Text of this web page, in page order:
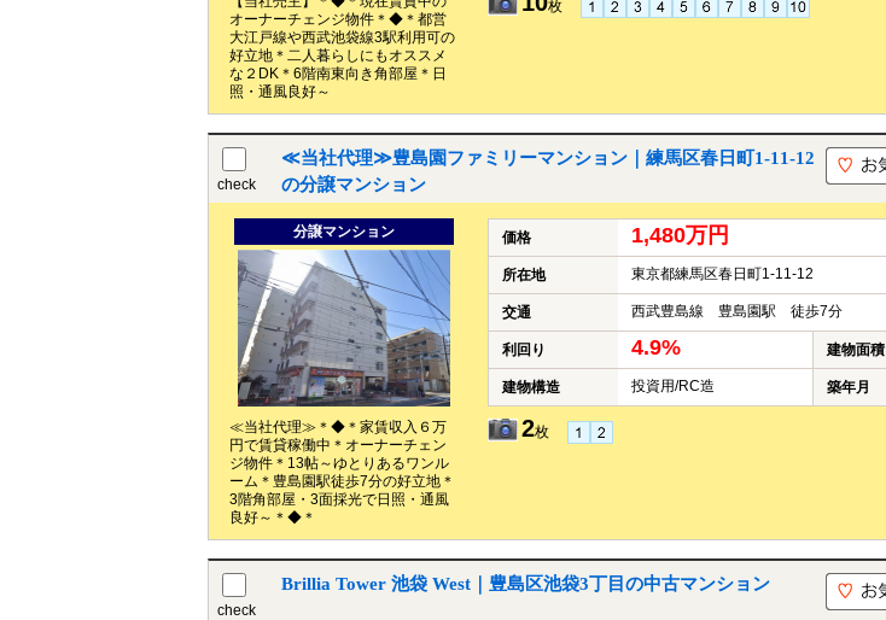
オーナーチェンジ物件＊◆＊都営
大江戸線や西武池袋線3駅利用可の
好立地＊二人暮らしにもオススメ
な２DK＊6階南東向き角部屋＊日
照・通風良好～
枚
check
≪当社代理≫豊島園ファミリーマンション｜練馬区春日町1-11-12
の分譲マンション
分譲マンション
≪当社代理≫＊◆＊家賃収入６万
円で賃貸稼働中＊オーナーチェン
ジ物件＊13帖～ゆとりあるワンル
ーム＊豊島園駅徒歩7分の好立地＊
3階角部屋・3面採光で日照・通風
良好～＊◆＊
価格 1,480万円
所在地 東京都練馬区春日町1-11-12
交通 西武豊島線 豊島園駅 徒歩7分
利回り 4.9% 建物面積
建物構造 投資用/RC造 築年月
2枚
check
Brillia Tower 池袋 West｜豊島区池袋3丁目の中古マンション